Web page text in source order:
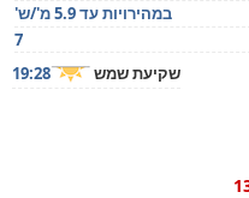
במהירויות עד 5.9 מ'/ש'
7
שקיעת שמש 19:28